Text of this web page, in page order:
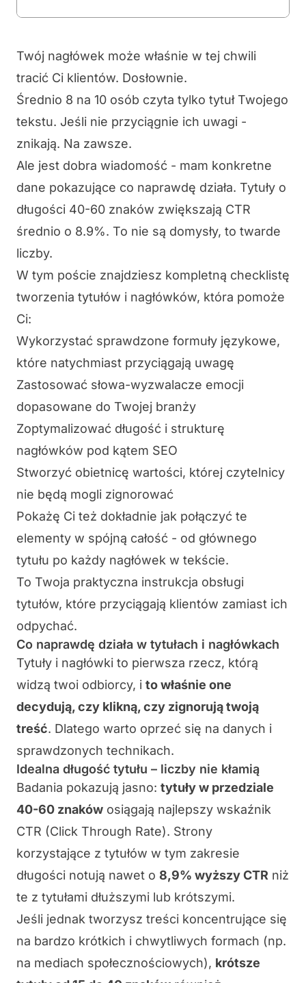
Twój nagłówek może właśnie w tej chwili
tracić Ci klientów. Dosłownie.
Średnio 8 na 10 osób czyta tylko tytuł Twojego
tekstu. Jeśli nie przyciągnie ich uwagi -
znikają. Na zawsze.
Ale jest dobra wiadomość - mam konkretne
dane pokazujące co naprawdę działa. Tytuły o
długości 40-60 znaków zwiększają CTR
średnio o 8.9%. To nie są domysły, to twarde
liczby.
W tym poście znajdziesz kompletną checklistę
tworzenia tytułów i nagłówków, która pomoże
Ci:
Wykorzystać sprawdzone formuły językowe,
które natychmiast przyciągają uwagę
Zastosować słowa-wyzwalacze emocji
dopasowane do Twojej branży
Zoptymalizować długość i strukturę
nagłówków pod kątem SEO
Stworzyć obietnicę wartości, której czytelnicy
nie będą mogli zignorować
Pokażę Ci też dokładnie jak połączyć te
elementy w spójną całość - od głównego
tytułu po każdy nagłówek w tekście.
To Twoja praktyczna instrukcja obsługi
tytułów, które przyciągają klientów zamiast ich
odpychać.
Co naprawdę działa w tytułach i nagłówkach
Tytuły i nagłówki to pierwsza rzecz, którą
widzą twoi odbiorcy, i to właśnie one
decydują, czy klikną, czy zignorują twoją
treść. Dlatego warto oprzeć się na danych i
sprawdzonych technikach.
Idealna długość tytułu – liczby nie kłamią
Badania pokazują jasno: tytuły w przedziale
40-60 znaków osiągają najlepszy wskaźnik
CTR (Click Through Rate). Strony
korzystające z tytułów w tym zakresie
długości notują nawet o 8,9% wyższy CTR niż
te z tytułami dłuższymi lub krótszymi.
Jeśli jednak tworzysz treści koncentrujące się
na bardzo krótkich i chwytliwych formach (np.
na mediach społecznościowych), krótsze